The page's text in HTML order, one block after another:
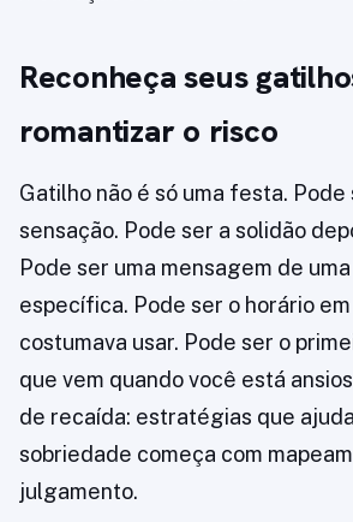
Reconheça seus
romantizar o risco
Gatilho não é só uma festa. Pode
sensação. Pode ser a solidão
Pode ser uma mensagem de
específica. Pode ser o horário
costumava usar. Pode ser o
que vem quando você está
de recaída: estratégias que
sobriedade começa com
julgamento.